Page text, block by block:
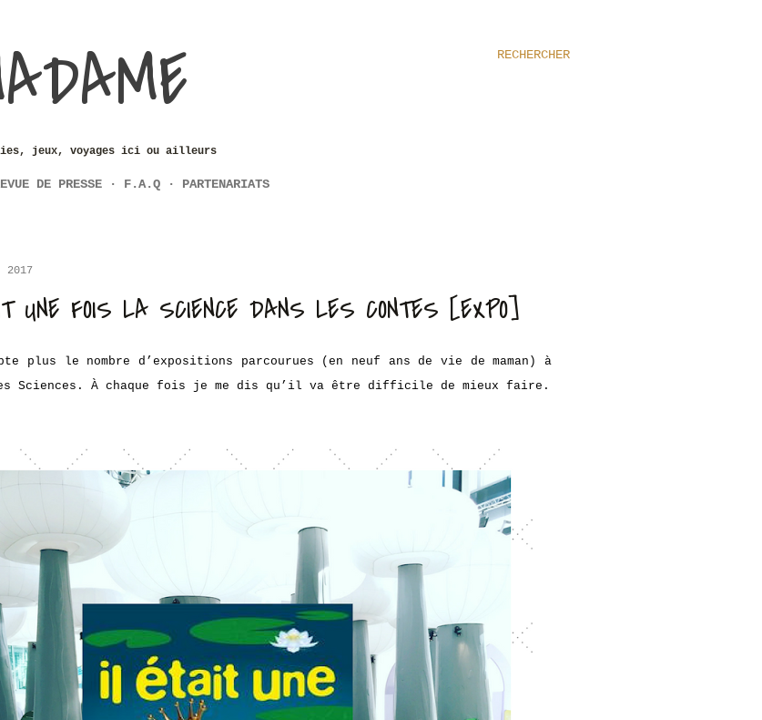
RECHERCHER
jeux, voyages ici ou ailleurs
DE PRESSE F.A.Q PARTENARIATS
2017
UNE FOIS LA SCIENCE DANS LES CONTES [EXPO]
plus le nombre d’expositions parcourues (en neuf ans de vie de maman) à
Sciences. À chaque fois je me dis qu’il va être difficile de mieux faire.